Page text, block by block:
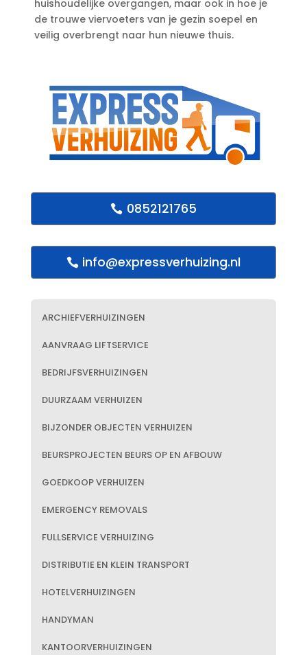
huishoudelijke overgangen, maar ook in hoe je
de trouwe viervoeters van je gezin soepel en
veilig overbrengt naar hun nieuwe thuis.​
0852121765
info@expressverhuizing.nl
ARCHIEFVERHUIZINGEN
AANVRAAG LIFTSERVICE
BEDRIJFSVERHUIZINGEN
DUURZAAM VERHUIZEN
BIJZONDER OBJECTEN VERHUIZEN
BEURSPROJECTEN BEURS OP EN AFBOUW
GOEDKOOP VERHUIZEN
EMERGENCY REMOVALS
FULLSERVICE VERHUIZING
DISTRIBUTIE EN KLEIN TRANSPORT
HOTELVERHUIZINGEN
HANDYMAN
KANTOORVERHUIZINGEN